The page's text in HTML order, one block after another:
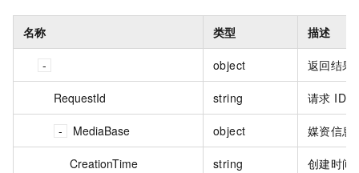
名称 类型 描述
object 返回结果
RequestId string 请求 ID。
MediaBase object 媒资信息
CreationTime string 创建时间